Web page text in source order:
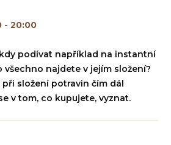
- 20:00
podívat například na instantní
všechno najdete v jejím složení?
při složení potravin čím dál
v tom, co kupujete, vyznat.